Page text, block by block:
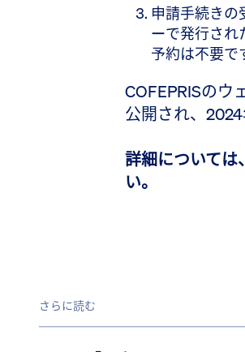
申請手続き
ーで発行され
予約は不要で
COFEPRISのウ
公開され、
詳細については、
い。
さらに読む